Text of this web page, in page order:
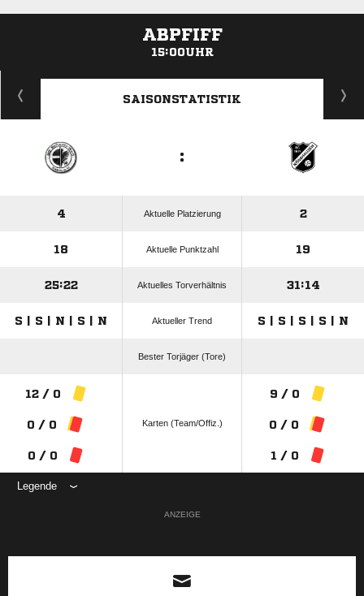
ABPFIFF
15:00UHR
ANZEIGE
SAISONSTATISTIK
:
4 Aktuelle Platzierung 2
18 Aktuelle Punktzahl 19
25:22 Aktuelles Torverhältnis 31:14
S | S | N | S | N Aktueller Trend S | S | S | S | N
Bester Torjäger (Tore)
12 / 0
0 / 0
0 / 0
Karten (Team/Offiz.)
9 / 0
0 / 0
1 / 0
Legende
ANZEIGE